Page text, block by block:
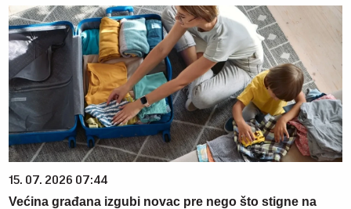
15. 07. 2026 07:44
Većina građana izgubi novac pre nego što stigne na